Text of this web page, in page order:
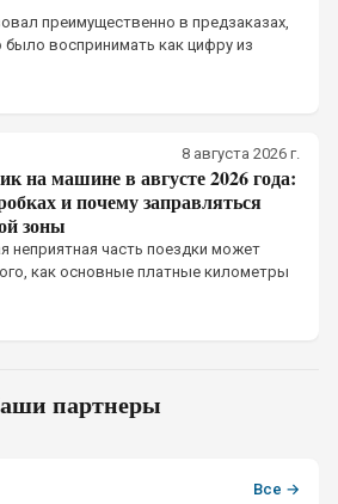
преимущественно в предзаказах,
воспринимать как цифру из
8 августа 2026 г.
на машине в августе 2026 года:
и почему заправляться
зоны
неприятная часть поездки может
как основные платные километры
партнеры
Все →